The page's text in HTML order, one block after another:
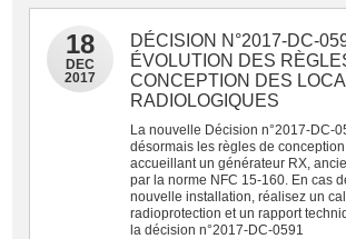
18
DEC
2017
DÉCISION N°2017-DC-
ÉVOLUTION DES
CONCEPTION DES
RADIOLOGIQUES
La nouvelle Décision n°2017-DC-
désormais les règles de
accueillant un générateur RX,
par la norme NFC 15-160. En cas
nouvelle installation, réalisez un
radioprotection et un rapport
la décision n°2017-DC-0591